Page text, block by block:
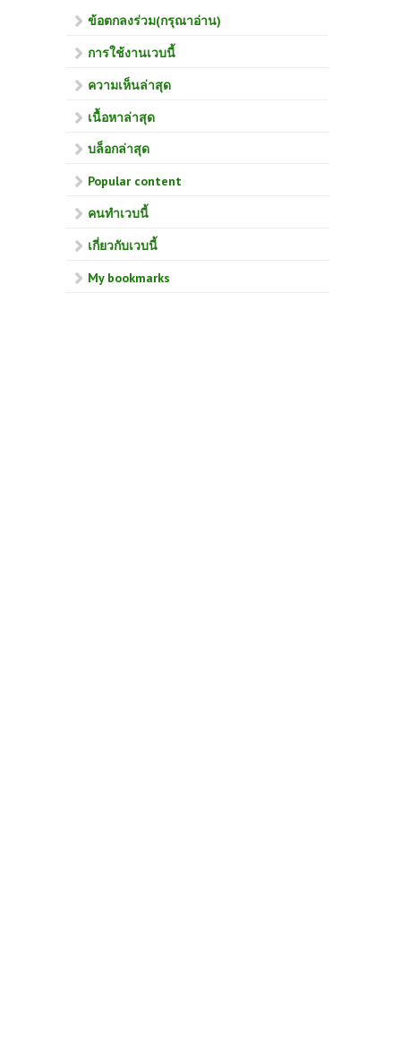
ข้อตกลงร่วม(กรุณาอ่าน)
การใช้งานเวบนี้
ความเห็นล่าสุด
เนื้อหาล่าสุด
บล็อกล่าสุด
Popular content
คนทำเวบนี้
เกี่ยวกับเวบนี้
My bookmarks